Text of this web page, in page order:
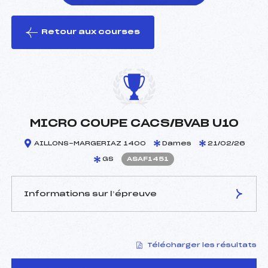
le ski
Retour aux courses
MICRO COUPE CACS/BVAB U10
AILLONS-MARGERIAZ 1400 Dames 21/02/26
GS ASAF1451
Informations sur l’épreuve
REMANDET ROBERT (SA)
Arbitre :
GALENE PIERRE DAMIEN
Télécharger les résultats